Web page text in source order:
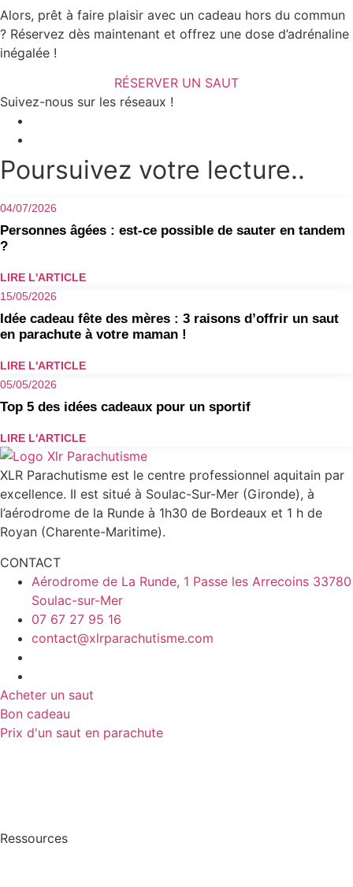
Alors, prêt à faire plaisir avec un cadeau hors du commun
? Réservez dès maintenant et offrez une dose d’adrénaline
inégalée !
RÉSERVER UN SAUT
Suivez-nous sur les réseaux !
Poursuivez votre lecture..
04/07/2026
Personnes âgées : est-ce possible de sauter en tandem
?
LIRE L'ARTICLE
15/05/2026
Idée cadeau fête des mères : 3 raisons d’offrir un saut
en parachute à votre maman !
LIRE L'ARTICLE
05/05/2026
Top 5 des idées cadeaux pour un sportif
LIRE L'ARTICLE
XLR Parachutisme est le centre professionnel aquitain par
excellence. Il est situé à Soulac-Sur-Mer (Gironde), à
l’aérodrome de la Runde à 1h30 de Bordeaux et 1 h de
Royan (Charente-Maritime).
CONTACT
Aérodrome de La Runde, 1 Passe les Arrecoins 33780
Soulac-sur-Mer
07 67 27 95 16
contact@xlrparachutisme.com
Acheter un saut
Bon cadeau
Prix d'un saut en parachute
Ressources